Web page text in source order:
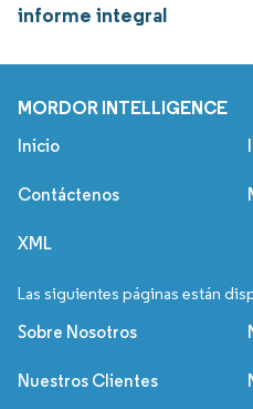
informe integral
MORDOR INTELLIGENCE
Inicio
Contáctenos
XML
Las siguientes páginas están
Sobre Nosotros
Nuestros Clientes